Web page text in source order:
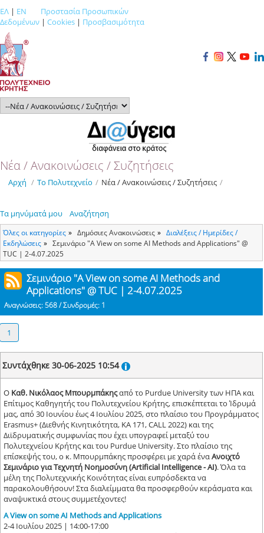
ΕΛ | EN
Προστασία Προσωπικών
Δεδομένων | Cookies | Προσβασιμότητα
Νέα / Ανακοινώσεις / Συζητήσεις
Αρχή / Το Πολυτεχνείο / Νέα / Ανακοινώσεις / Συζητήσεις /
Τα μηνύματά μου Αναζήτηση
Όλες οι κατηγορίες Δημόσιες Ανακοινώσεις
Διαλέξεις / Ημερίδες /
Εκδηλώσεις
Σεμινάριο "A View on some AI Methods and Applications" @
TUC | 2-4.07.2025
Σεμινάριο "A View on some AI Methods and
Applications" @ TUC | 2-4.07.2025
Αναγνώσεις: 568 / Συνδρομές: 1
1
Συντάχθηκε 30-06-2025 10:54
Ο Καθ. Νικόλαος Μπουρμπάκηςαπό το Purdue University των ΗΠΑ και
Επίτιμος Καθηγητής του Πολυτεχνείου Κρήτης, επισκέπτεται το Ίδρυμά
μας, από 30 Ιουνίου έως 4 Ιουλίου 2025, στο πλαίσιο του Προγράμματος
Erasmus+ (Διεθνής Κινητικότητα, KA 171, CALL 2022) και της
Διϊδρυματικής συμφωνίας που έχει υπογραφεί μεταξύ του
Πολυτεχνείου Κρήτης και του Purdue University. Στο πλαίσιο της
επίσκεψής του, ο κ. Μπουρμπάκης προσφέρει με χαρά έναΑνοιχτό
Σεμινάριο για Τεχνητή Νοημοσύνη (Artificial Intelligence - AI). Όλα τα
μέλη της Πολυτεχνικής Κοινότητας είναι ευπρόσδεκτα να
παρακολουθήσουν! Στα διαλείμματα θα προσφερθούν κεράσματα και
αναψυκτικά στους συμμετέχοντες!
A View on some AI Methods and Applications
2-4 Ιουλίου 2025 | 14:00-17:00